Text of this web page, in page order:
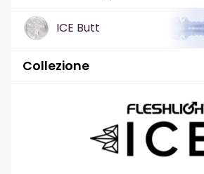
ICE Butt
Collezione